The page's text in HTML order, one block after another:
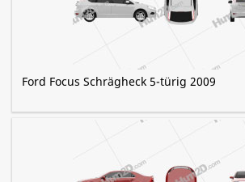
Ford Focus Schrägheck 5-türig 2009